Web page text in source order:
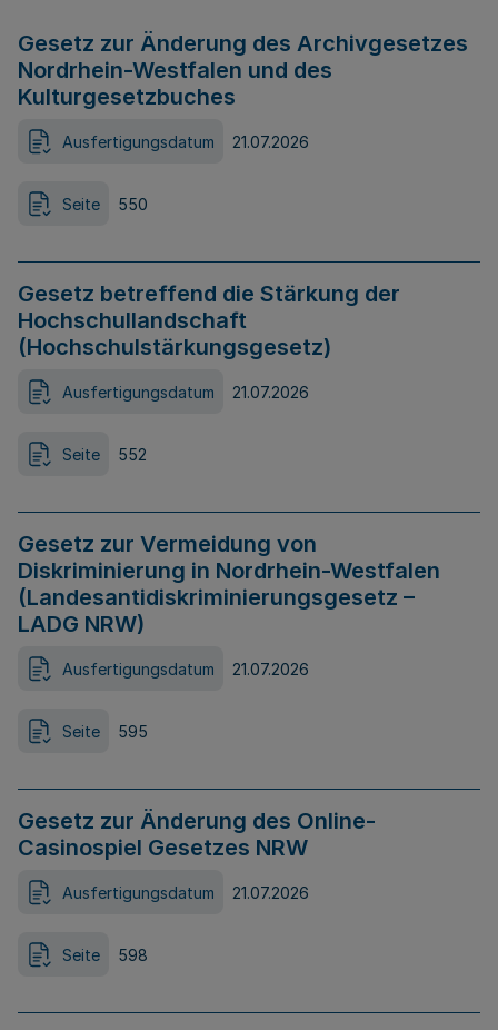
Gesetz zur Änderung des Archivgesetzes
Nordrhein-Westfalen und des
Kulturgesetzbuches
Ausfertigungsdatum 21.07.2026
Seite 550
Gesetz betreffend die Stärkung der
Hochschullandschaft
(Hochschulstärkungsgesetz)
Ausfertigungsdatum 21.07.2026
Seite 552
Gesetz zur Vermeidung von
Diskriminierung in Nordrhein-Westfalen
(Landesantidiskriminierungsgesetz –
LADG NRW)
Ausfertigungsdatum 21.07.2026
Seite 595
Gesetz zur Änderung des Online-
Casinospiel Gesetzes NRW
Ausfertigungsdatum 21.07.2026
Seite 598